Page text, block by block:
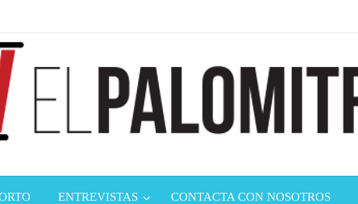
ENTREVISTAS CONTACTA CON NOSOTROS